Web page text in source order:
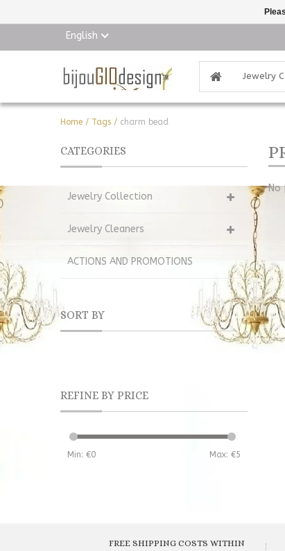
English
Jewelry
Home / Tags / charm bead
CATEGORIES
Jewelry Collection
Jewelry Cleaners
ACTIONS AND PROMOTIONS
SORT BY
REFINE BY PRICE
Min: €0 Max: €5
No
FREE SHIPPING COSTS WITHIN